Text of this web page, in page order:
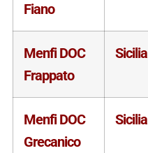
Fiano
Menfi DOC
Frappato
Sicilia
Menfi DOC
Grecanico
Sicilia